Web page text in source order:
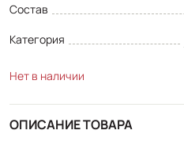
Состав
Категория
Нет в наличии
ОПИСАНИЕ ТОВАРА